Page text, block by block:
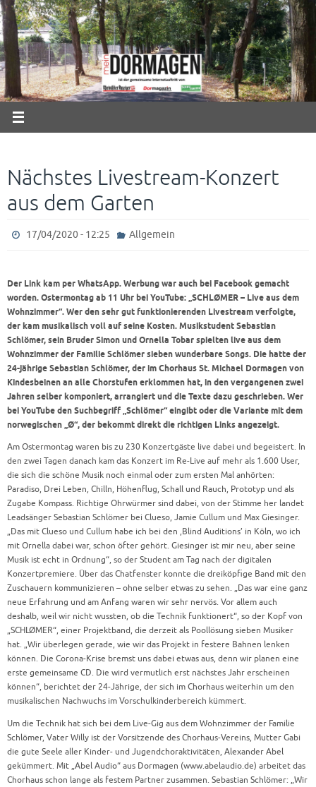
Zum
Inhalt
springen
Nächstes Livestream-Konzert
aus dem Garten
17/04/2020 - 12:25 Allgemein
Der Link kam per WhatsApp. Werbung war auch bei Facebook gemacht
worden. Ostermontag ab 11 Uhr bei YouTube: „SCHLØMER – Live aus dem
Wohnzimmer“. Wer den sehr gut funktionierenden Livestream verfolgte,
der kam musikalisch voll auf seine Kosten. Musikstudent Sebastian
Schlömer, sein Bruder Simon und Ornella Tobar spielten live aus dem
Wohnzimmer der Familie Schlömer sieben wunderbare Songs. Die hatte der
24-jährige Sebastian Schlömer, der im Chorhaus St. Michael Dormagen von
Kindesbeinen an alle Chorstufen erklommen hat, in den vergangenen zwei
Jahren selber komponiert, arrangiert und die Texte dazu geschrieben. Wer
bei YouTube den Suchbegriff „Schlömer“ eingibt oder die Variante mit dem
norwegischen „Ø“, der bekommt direkt die richtigen Links angezeigt.
Am Ostermontag waren bis zu 230 Konzertgäste live dabei und begeistert. In
den zwei Tagen danach kam das Konzert im Re-Live auf mehr als 1.600 User,
die sich die schöne Musik noch einmal oder zum ersten Mal anhörten:
Paradiso, Drei Leben, Chilln, Höhenflug, Schall und Rauch, Prototyp und als
Zugabe Kompass. Richtige Ohrwürmer sind dabei, von der Stimme her landet
Leadsänger Sebastian Schlömer bei Clueso, Jamie Cullum und Max Giesinger.
„Das mit Clueso und Cullum habe ich bei den ,Blind Auditions’ in Köln, wo ich
mit Ornella dabei war, schon öfter gehört. Giesinger ist mir neu, aber seine
Musik ist echt in Ordnung“, so der Student am Tag nach der digitalen
Konzertpremiere. Über das Chatfenster konnte die dreiköpfige Band mit den
Zuschauern kommunizieren – ohne selber etwas zu sehen. „Das war eine ganz
neue Erfahrung und am Anfang waren wir sehr nervös. Vor allem auch
deshalb, weil wir nicht wussten, ob die Technik funktionert“, so der Kopf von
„SCHLØMER“, einer Projektband, die derzeit als Poollösung sieben Musiker
hat. „Wir überlegen gerade, wie wir das Projekt in festere Bahnen lenken
können. Die Corona-Krise bremst uns dabei etwas aus, denn wir planen eine
erste gemeinsame CD. Die wird vermutlich erst nächstes Jahr erscheinen
können“, berichtet der 24-Jährige, der sich im Chorhaus weiterhin um den
musikalischen Nachwuchs im Vorschulkinderbereich kümmert.
Um die Technik hat sich bei dem Live-Gig aus dem Wohnzimmer der Familie
Schlömer, Vater Willy ist der Vorsitzende des Chorhaus-Vereins, Mutter Gabi
die gute Seele aller Kinder- und Jugendchoraktivitäten, Alexander Abel
gekümmert. Mit „Abel Audio“ aus Dormagen (www.abelaudio.de) arbeitet das
Chorhaus schon lange als festem Partner zusammen. Sebastian Schlömer: „Wir